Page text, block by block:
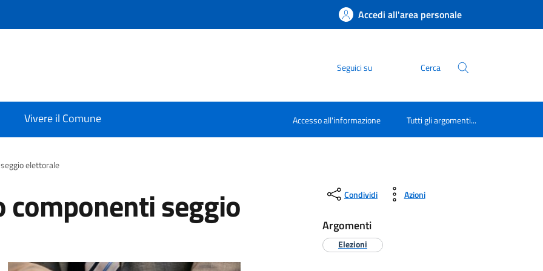
Accedi all'area personale
Seguici su Cerca
Vivere il Comune Accesso all'informazione Tutti gli argomenti...
elettorale
seggio Condividi Azioni
Argomenti
Elezioni